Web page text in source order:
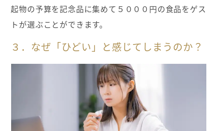
起物の予算を記念品に集めて５０００円の食品をゲス
トが選ぶことができます。
３．なぜ「ひどい」と感じてしまうのか？